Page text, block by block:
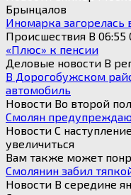
Брынцалов
Иномарка загорелась
Происшествия В 06:55
«Плюс» к пенсии
Деловые новости В
В Дорогобужском
автомобиль
Новости Во второй
Смолян
Новости С
увеличиться
Вам также может
Смолянин забил
Новости В середине